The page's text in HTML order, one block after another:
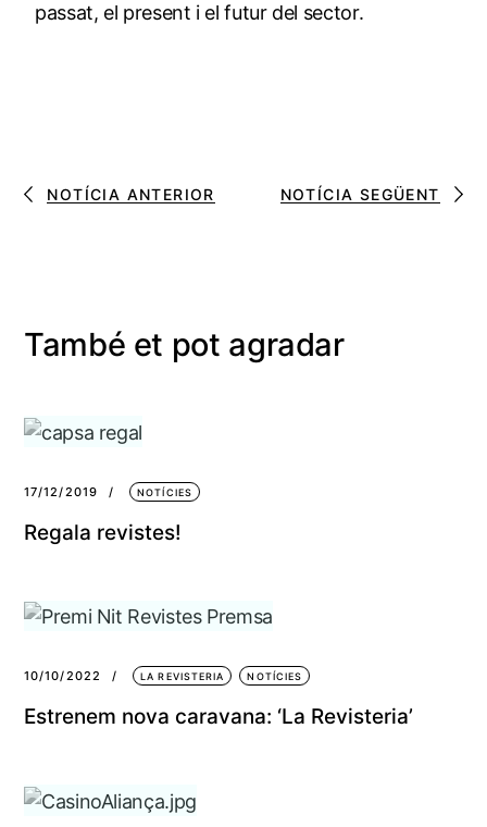
passat, el present i el futur del sector.
NOTÍCIA ANTERIOR NOTÍCIA SEGÜENT
També et pot agradar
17/12/2019 NOTÍCIES
Regala revistes!
10/10/2022 LA REVISTERIA NOTÍCIES
Estrenem nova caravana: ‘La Revisteria’